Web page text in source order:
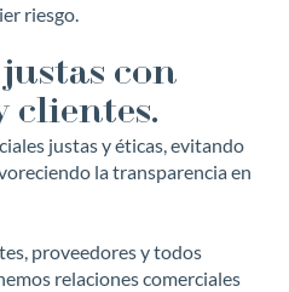
riesgo.
con
clientes.
justas y éticas, evitando
la transparencia en
proveedores y todos
relaciones comerciales